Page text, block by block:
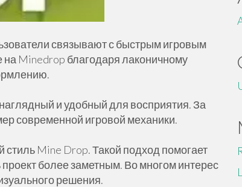
связывают с быстрым игровым
Minedrop благодаря лаконичному
и удобный для восприятия. За
современной игровой механики.
Mine Drop. Такой подход помогает
более заметным. Во многом интерес
решения.